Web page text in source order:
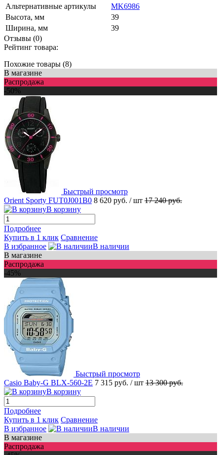
Альтернативные артикулы
MK6986
Высота, мм
39
Ширина, мм
39
Отзывы (0)
Рейтинг товара:
Похожие товары (8)
В магазине
Распродажа
-50%
Быстрый просмотр
Orient Sporty FUT0J001B0 8 620 руб. / шт 17 240 руб.
В корзину
Подробнее
Купить в 1 клик Сравнение
В избранное
В наличии
В магазине
Распродажа
-45%
Быстрый просмотр
Casio Baby-G BLX-560-2E 7 315 руб. / шт 13 300 руб.
В корзину
Подробнее
Купить в 1 клик Сравнение
В избранное
В наличии
В магазине
Распродажа